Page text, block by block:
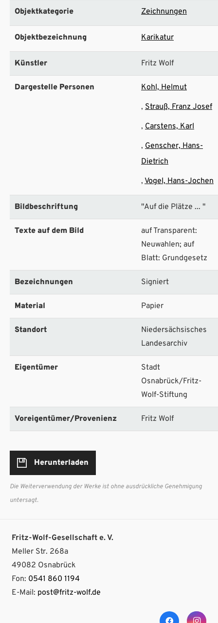
Objektkategorie Zeichnungen
Objektbezeichnung Karikatur
Künstler Fritz Wolf
Dargestelle Personen
Kohl, Helmut
Strauß, Franz Josef
Carstens, Karl
Genscher, Hans-
Dietrich
Vogel, Hans-Jochen
Bildbeschriftung "Auf die Plätze ... "
Texte auf dem Bild
auf Transparent:
Neuwahlen; auf
Blatt: Grundgesetz
Bezeichnungen Signiert
Material Papier
Standort
Niedersächsisches
Landesarchiv
Eigentümer
Stadt
Osnabrück/Fritz-
Wolf-Stiftung
Voreigentümer/Provenienz Fritz Wolf
Herunterladen
Die Weiterverwendung der Werke ist ohne ausdrückliche Genehmigung
untersagt.
Fritz-Wolf-Gesellschaft e. V.
Meller Str. 268a
49082 Osnabrück
Fon: 0541 860 1194
E-Mail: post@fritz-wolf.de